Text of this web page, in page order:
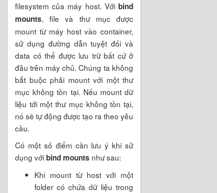
filesystem của máy host. Với bind
mounts, file và thư mục được
mount từ máy host vào container,
sử dụng đường dẫn tuyệt đối và
data có thể được lưu trữ bất cứ ở
đâu trên máy chủ. Chúng ta không
bắt buộc phải mount với một thư
mục không tồn tại. Nếu mount dữ
liệu tới một thư mục không tồn tại,
nó sẽ tự động được tạo ra theo yêu
cầu.
Có một số điểm cần lưu ý khi sử
dụng với bind mounts như sau:
Khi mount từ host với một
folder có chứa dữ liệu trong